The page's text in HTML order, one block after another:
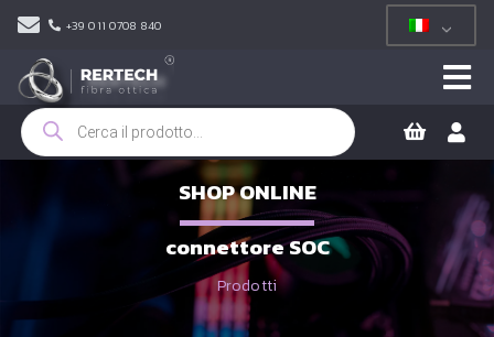
+39 011 0708 840
Ricerca
prodotti
SHOP ONLINE
connettore SOC
Prodotti